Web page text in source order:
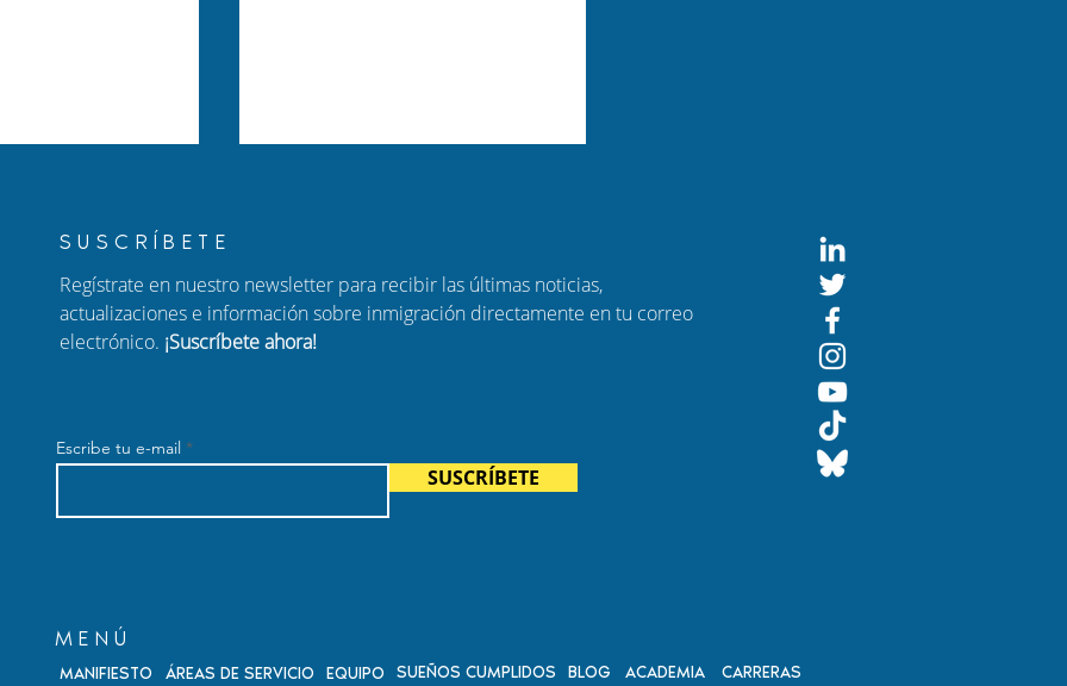
Nacimiento y Fraude
SUSCRÍBETE
Regístrate en nuestro newsletter para recibir las últimas noticias,
actualizaciones e información sobre inmigración directamente en tu correo
electrónico. ¡Suscríbete ahora!
Escribe tu e-mail
SUSCRÍBETE
MENÚ
MANIFIESTO ÁREAS DE SERVICIO EQUIPO SUEÑOS CUMPLIDOS BLOG ACADEMIA CARRERAS